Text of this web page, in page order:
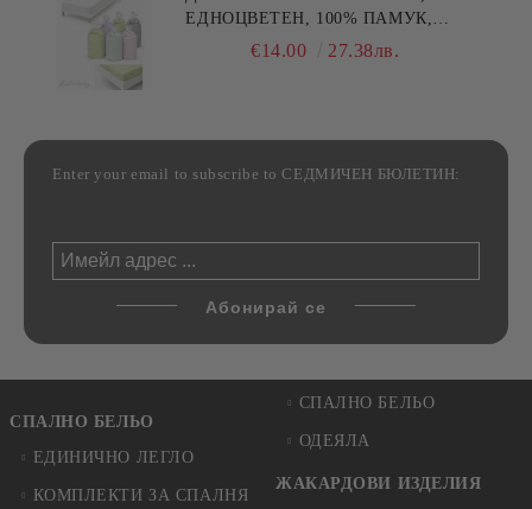
ЕДНОЦВЕТЕН, 100% ПАМУК,
РАЗЛИЧНИ РАЗМЕРИ
€14.00 27.38лв.
Enter your email to subscribe to СЕДМИЧЕН БЮЛЕТИН:
СПАЛНО БЕЛЬО
ЕДИНИЧНО ЛЕГЛО
КОМПЛЕКТИ ЗА СПАЛНЯ
СПАЛНО БЕЛЬО
ОДЕЯЛА
ЖАКАРДОВИ ИЗДЕЛИЯ